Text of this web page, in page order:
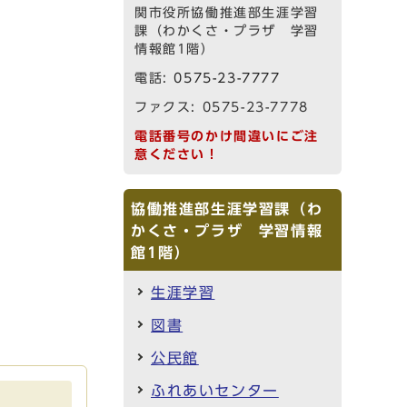
関市役所協働推進部生涯学習
課（わかくさ・プラザ 学習
情報館1階）
電話:0575-23-7777
ファクス: 0575-23-7778
電話番号のかけ間違いにご注
意ください！
協働推進部生涯学習課（わ
かくさ・プラザ 学習情報
館1階）
生涯学習
図書
公民館
ふれあいセンター